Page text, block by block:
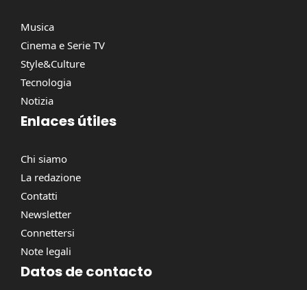
Musica
Cinema e Serie TV
Style&Culture
Tecnologia
Notizia
Enlaces útiles
Chi siamo
La redazione
Contatti
Newsletter
Connettersi
Note legali
Datos de contacto